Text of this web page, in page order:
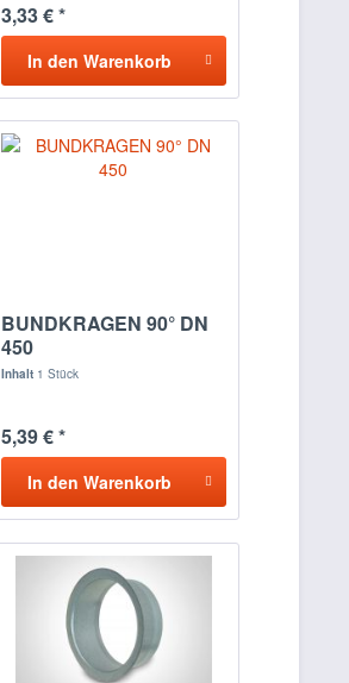
3,33 € *
In den Warenkorb
BUNDKRAGEN 90° DN
450
Inhalt 1 Stück
5,39 € *
In den Warenkorb